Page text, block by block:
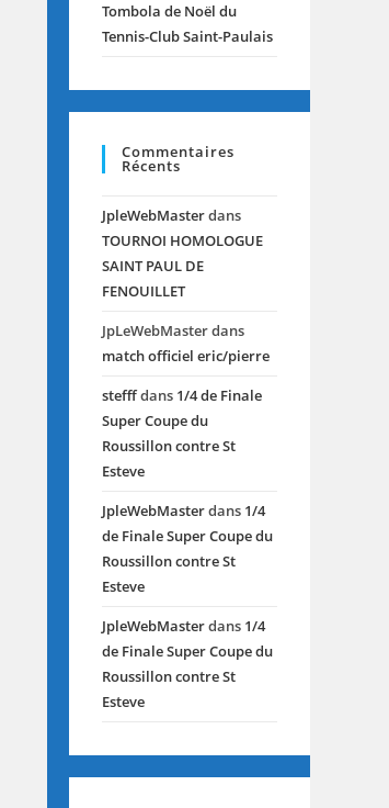
Tombola de Noël du
Tennis-Club Saint-Paulais
Commentaires
Récents
JpleWebMasterdans
TOURNOI HOMOLOGUE
SAINT PAUL DE
FENOUILLET
JpLeWebMasterdans
match officiel eric/pierre
stefffdans 1/4 de Finale
Super Coupe du
Roussillon contre St
Esteve
JpleWebMasterdans 1/4
de Finale Super Coupe du
Roussillon contre St
Esteve
JpleWebMasterdans 1/4
de Finale Super Coupe du
Roussillon contre St
Esteve